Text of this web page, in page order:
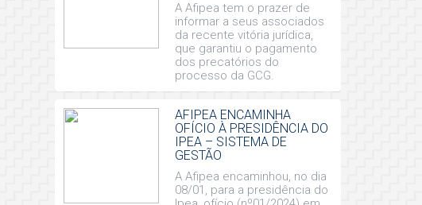
A Afipea tem o prazer de
informar a seus associados
da recente vitória jurídica,
que garantiu o pagamento
dos precatórios do
processo da GCG.
AFIPEA ENCAMINHA
OFÍCIO À PRESIDÊNCIA DO
IPEA – SISTEMA DE
GESTÃO
A Afipea encaminhou, no dia
08/01, para a presidência do